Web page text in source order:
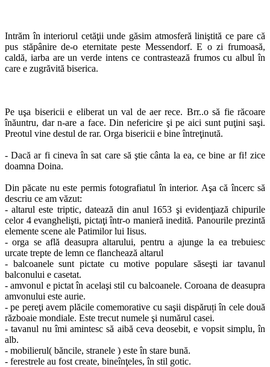
Intrăm în interiorul cetăţii unde găsim atmosferă liniştită ce pare că
pus stăpânire de-o eternitate peste Messendorf. E o zi frumoasă,
caldă, iarba are un verde intens ce contrastează frumos cu albul în
care e zugrăvită biserica.
Pe uşa bisericii e eliberat un val de aer rece. Brr..o să fie răcoare
înăuntru, dar n-are a face. Din nefericire şi pe aici sunt puţini saşi.
Preotul vine destul de rar. Orga bisericii e bine întreţinută.
- Dacă ar fi cineva în sat care să ştie cânta la ea, ce bine ar fi! zice
doamna Doina.
Din păcate nu este permis fotografiatul în interior. Aşa că încerc să
descriu ce am văzut:
- altarul este triptic, datează din anul 1653 şi evidenţiază chipurile
celor 4 evanghelişti, pictaţi într-o manieră inedită. Panourile prezintă
elemente scene ale Patimilor lui Iisus.
- orga se află deasupra altarului, pentru a ajunge la ea trebuiesc
urcate trepte de lemn ce flanchează altarul
- balcoanele sunt pictate cu motive populare săseşti iar tavanul
balconului e casetat.
- amvonul e pictat în acelaşi stil cu balcoanele. Coroana de deasupra
amvonului este aurie.
- pe pereţi avem plăcile comemorative cu saşii dispăruți în cele două
războaie mondiale. Este trecut numele şi numărul casei.
- tavanul nu îmi amintesc să aibă ceva deosebit, e vopsit simplu, în
alb.
- mobilierul( băncile, stranele ) este în stare bună.
- ferestrele au fost create, bineînţeles, în stil gotic.